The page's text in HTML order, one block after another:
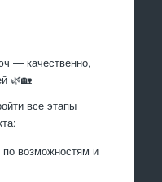
— качественно,
🌿🏡
все этапы
возможностям и